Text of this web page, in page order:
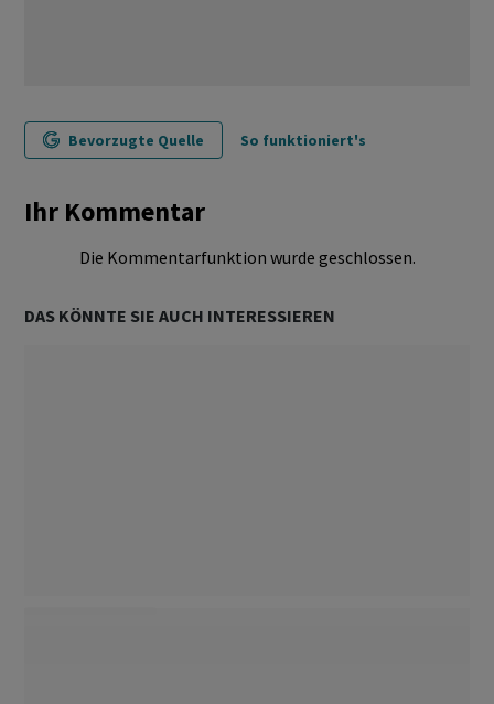
Bevorzugte Quelle So funktioniert's
Ihr Kommentar
Die Kommentarfunktion wurde geschlossen.
DAS KÖNNTE SIE AUCH INTERESSIEREN